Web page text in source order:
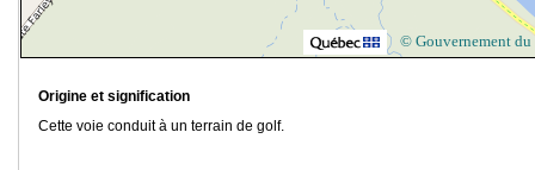
© Gouvernement du
Origine et signification
Cette voie conduit à un terrain de golf.